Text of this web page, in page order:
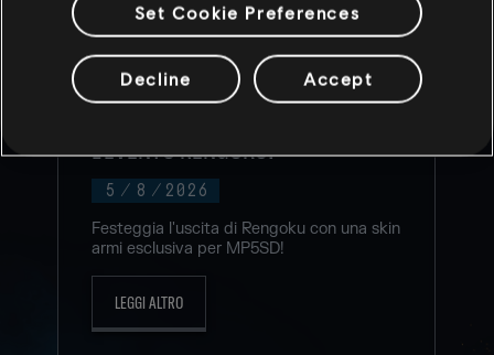
5 / 8 / 2026
L'EVENTO RENGOKU!
Festeggia l'uscita di Rengoku con una skin
armi esclusiva per MP5SD!
LEGGI ALTRO
Set Cookie Preferences
Decline Accept